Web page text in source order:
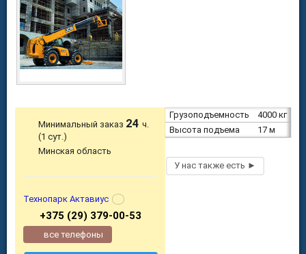
Грузоподъемность
4000 кг
Высота подъема
17 м
Минимальный заказ 24ч.
(1 сут.)
Минская область
Технопарк Актавиус
+375 (29) 379-00-53
все телефоны